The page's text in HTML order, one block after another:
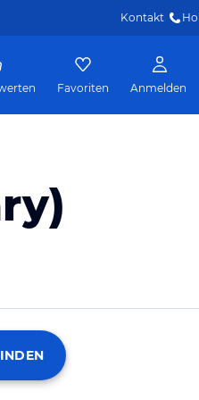
Kontakt
Favoriten Anmelden